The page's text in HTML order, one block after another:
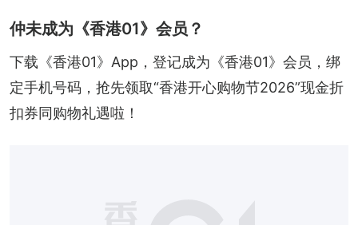
仲未成为《香港01》会员？
下载《香港01》App，登记成为《香港01》会员，绑
定手机号码，抢先领取“香港开心购物节2026”现金折
扣券同购物礼遇啦！